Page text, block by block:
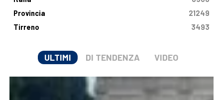
Provincia
21249
Tirreno
3493
ULTIMI DI TENDENZA VIDEO